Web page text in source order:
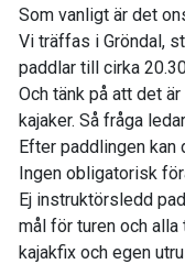
Som vanligt är det
Vi träffas i Gröndal,
paddlar till cirka
Och tänk på att det
kajaker. Så fråga
Efter paddlingen kan
Ingen obligatorisk
Ej instruktörsledd
mål för turen och
kajakfix och egen